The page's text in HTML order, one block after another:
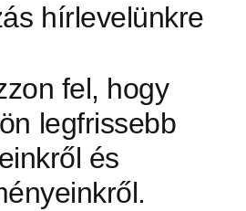
hírlevelünkre
fel, hogy
legfrissebb
és